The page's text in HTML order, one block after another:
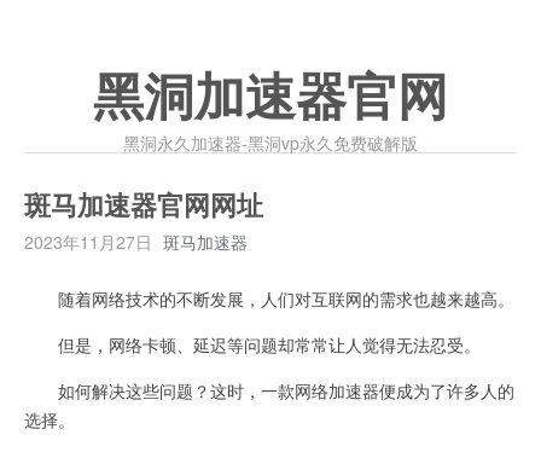
黑洞加速器官网
黑洞永久加速器-黑洞vp永久免费破解版
斑马加速器官网网址
2023年11月27日 斑马加速器
随着网络技术的不断发展，人们对互联网的需求也越来越高。
但是，网络卡顿、延迟等问题却常常让人觉得无法忍受。
如何解决这些问题？这时，一款网络加速器便成为了许多人的
选择。